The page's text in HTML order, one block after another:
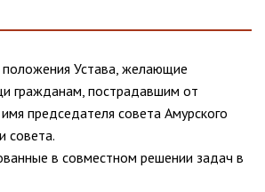
Устава, желающие
гражданам, пострадавшим от
председателя совета Амурского
совета.
в совместном решении задач в